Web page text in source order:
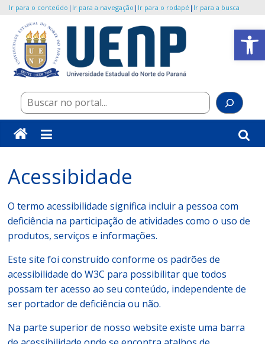
Abrir a barra de ferramentas
Ir para o conteúdo | Ir para a navegação | Ir para o rodapé | Ir para a busca
para
conteúdo
UENP/Eventos
Portal
Eventos
da
Universidade
Acessibidade
O termo acessibilidade significa incluir a pessoa com
deficiência na participação de atividades como o uso de
produtos, serviços e informações.
Este site foi construído conforme os padrões de
acessibilidade do W3C para possibilitar que todos
possam ter acesso ao seu conteúdo, independente de
ser portador de deficiência ou não.
Na parte superior de nosso website existe uma barra